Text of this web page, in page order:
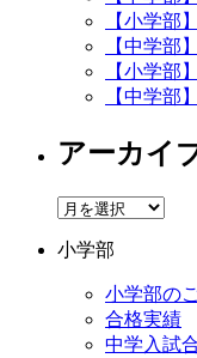
【小学部
【中学部
【小学部
【中学部
アーカイ
ア
カ
小学部
小学部の
合格実績
中学入試